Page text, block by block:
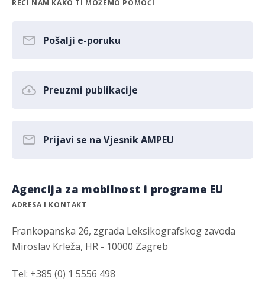
RECI NAM KAKO TI MOŽEMO POMOĆI
Pošalji e-poruku
Preuzmi publikacije
Prijavi se na Vjesnik AMPEU
Agencija za mobilnost i programe EU
ADRESA I KONTAKT
Frankopanska 26, zgrada Leksikografskog zavoda
Miroslav Krleža, HR - 10000 Zagreb
Tel: +385 (0) 1 5556 498